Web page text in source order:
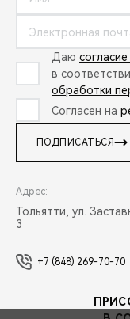
Даю
в
обработки
Согласен на
ПОДПИСАТЬСЯ
Адрес:
Тольятти, ул.
3
+7 (848) 269-70-70